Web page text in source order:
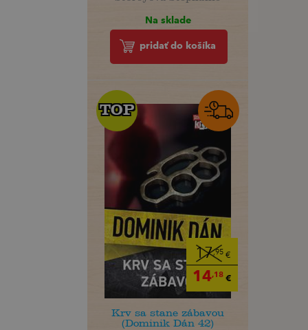
Na sklade
pridať do košíka
17,95€
14,18€
TOP
TOP
Krv sa stane zábavou
(Dominik Dán 42)